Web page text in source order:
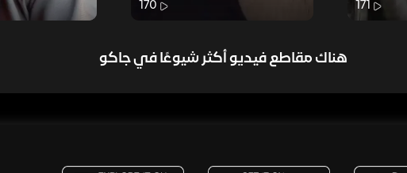
171
170
هناك مقاطع فيديو أكثر شيوعًا في جاكو